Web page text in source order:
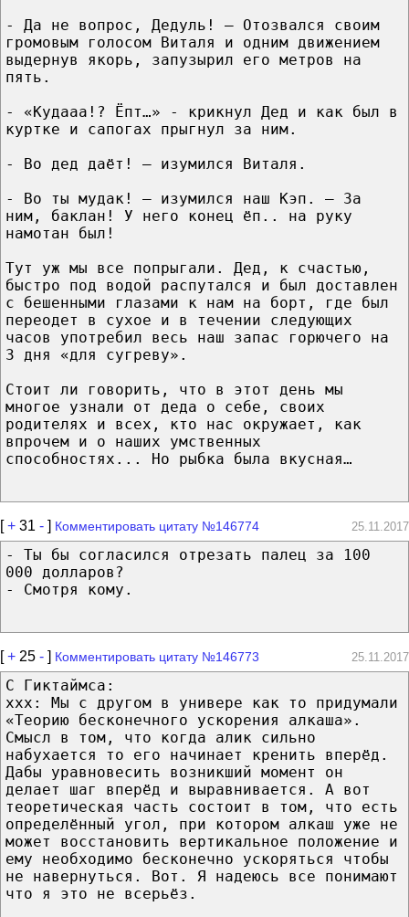
- Да не вопрос, Дедуль! – Отозвался своим
громовым голосом Виталя и одним движением
выдернув якорь, запузырил его метров на
пять.
- «Кудааа!? Ёпт…» - крикнул Дед и как был в
куртке и сапогах прыгнул за ним.
- Во дед даёт! – изумился Виталя.
- Во ты мудак! – изумился наш Кэп. – За
ним, баклан! У него конец ёп.. на руку
намотан был!
Тут уж мы все попрыгали. Дед, к счастью,
быстро под водой распутался и был доставлен
с бешенными глазами к нам на борт, где был
переодет в сухое и в течении следующих
часов употребил весь наш запас горючего на
3 дня «для сугреву».
Стоит ли говорить, что в этот день мы
многое узнали от деда о себе, своих
родителях и всех, кто нас окружает, как
впрочем и о наших умственных
способностях... Но рыбка была вкусная…
[+ 31 - ] Комментировать цитату №146774 25.11.2017
- Ты бы согласился отрезать палец за 100
000 долларов?
- Смотря кому.
[+ 25 - ] Комментировать цитату №146773 25.11.2017
С Гиктаймса:
ххх: Мы с другом в универе как то придумали
«Теорию бесконечного ускорения алкаша».
Смысл в том, что когда алик сильно
набухается то его начинает кренить вперёд.
Дабы уравновесить возникший момент он
делает шаг вперёд и выравнивается. А вот
теоретическая часть состоит в том, что есть
определённый угол, при котором алкаш уже не
может восстановить вертикальное положение и
ему необходимо бесконечно ускоряться чтобы
не навернуться. Вот. Я надеюсь все понимают
что я это не всерьёз.